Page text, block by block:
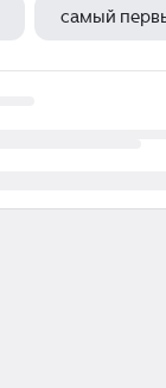
самый